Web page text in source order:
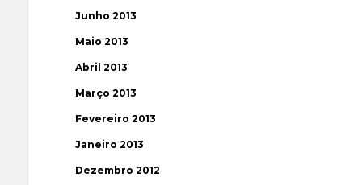
Junho 2013
Maio 2013
Abril 2013
Março 2013
Fevereiro 2013
Janeiro 2013
Dezembro 2012